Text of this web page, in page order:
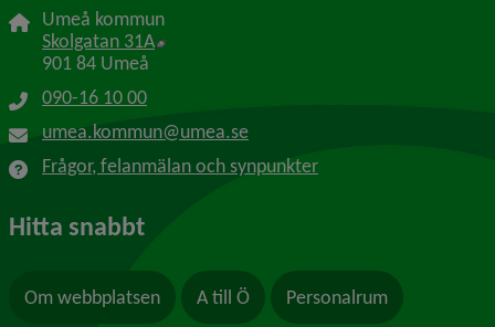
Umeå kommun
Skolgatan 31A Länk till annan webbplats, öppnas i nytt
901 84 Umeå
090-16 10 00
umea.kommun@umea.se
Frågor, felanmälan och synpunkter
Hitta snabbt
Om webbplatsen A till Ö Personalrum